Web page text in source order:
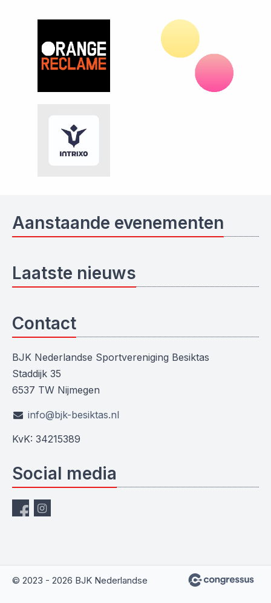
Aanstaande evenementen
Laatste nieuws
Contact
BJK Nederlandse Sportvereniging Besiktas
Staddijk 35
6537 TW Nijmegen
info@bjk-besiktas.nl
KvK: 34215389
Social media
© 2023 - 2026 BJK Nederlandse